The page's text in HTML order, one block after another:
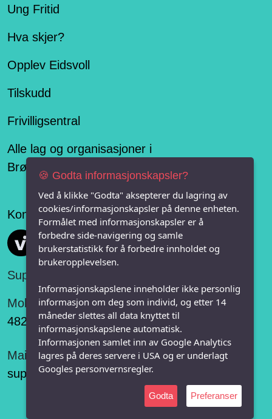
Ung Fritid
Hva skjer?
Opplev Eidsvoll
Tilskudd
Frivilligsentral
Alle lag og organisasjoner i
Brønnøysundregisteret
Konseptet er levert av
Vi FRITID
Support:
Mobil:
482 75 848
Mail:
support@vifritid.no
🍪 Godta informasjonskapsler?
Ved å klikke "Godta" aksepterer du lagring av
cookies/informasjonskapsler på denne enheten.
Formålet med informasjonskapsler er å
forbedre side-navigering og samle
brukerstatistikk for å forbedre innholdet og
brukeropplevelsen.
Informasjonskapslene inneholder ikke personlig
informasjon om deg som individ, og etter 14
måneder slettes all data knyttet til
informasjonskapslene automatisk.
Informasjonen samlet inn av Google Analytics
lagres på deres servere i USA og er underlagt
Googles personvernsregler.
Godta Preferanser